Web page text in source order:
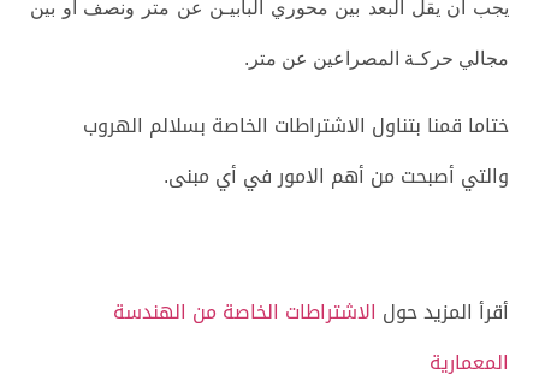
يجب أن يقل البعد بين محوري البابيـن عن متر ونصف أو بين
مجالي حركـة المصراعين عن متر .
ختاما قمنا بتناول الاشتراطات الخاصة بسلالم الهروب
والتي أصبحت من أهم الامور في أي مبنى.
أقرأ المزيد حول الاشتراطات الخاصة من الهندسة
المعمارية